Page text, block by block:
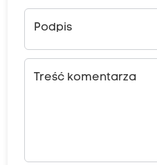
Podpis
Treść komentarza